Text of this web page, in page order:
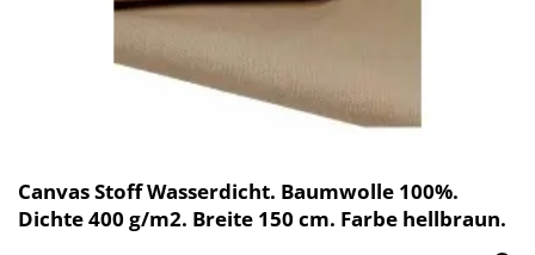
Canvas Stoff Wasserdicht. Baumwolle 100%.
Dichte 400 g/m2. Breite 150 cm. Farbe hellbraun.